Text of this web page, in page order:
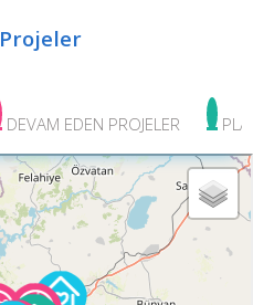
Projeler
DEVAM EDEN PROJELER